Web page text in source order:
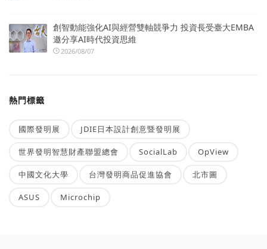
創智動能強化AI與經營雙軸競爭力 投資長受臺大EMBA
邀分享AI時代投資思維
2026/08/07
熱門標籤
國際發明展 JDIE日本設計創意暨發明展
世界發明智慧財產聯盟總會 SocialLab OpView
中國文化大學 台灣發明商品促進協會 北市圖
ASUS Microchip